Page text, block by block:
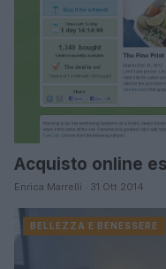
Acquisto online
Enrica Marrelli · 31 Ott 2014
BELLEZZA E BENESSERE